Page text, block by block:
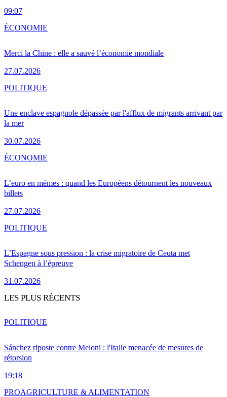
09:07
Merci la Chine : elle a sauvé l’économie mondiale
27.07.2026
ÉCONOMIE
Une enclave espagnole dépassée par l'afflux de migrants arrivant par
la mer
30.07.2026
POLITIQUE
L’euro en mèmes : quand les Européens détournent les nouveaux
billets
27.07.2026
ÉCONOMIE
L’Espagne sous pression : la crise migratoire de Ceuta met
Schengen à l’épreuve
31.07.2026
POLITIQUE
LES PLUS RÉCENTS
Sánchez riposte contre Meloni : l'Italie menacée de mesures de
rétorsion
19:18
POLITIQUE
PROAGRICULTURE & ALIMENTATION